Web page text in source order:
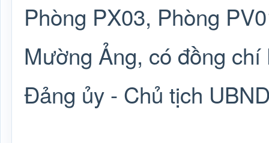
Phòng PX03, Phòng
Mường Ảng, có đồng
Đảng ủy - Chủ tịch